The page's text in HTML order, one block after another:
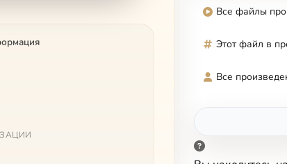
Все файлы
Этот файл в
Все